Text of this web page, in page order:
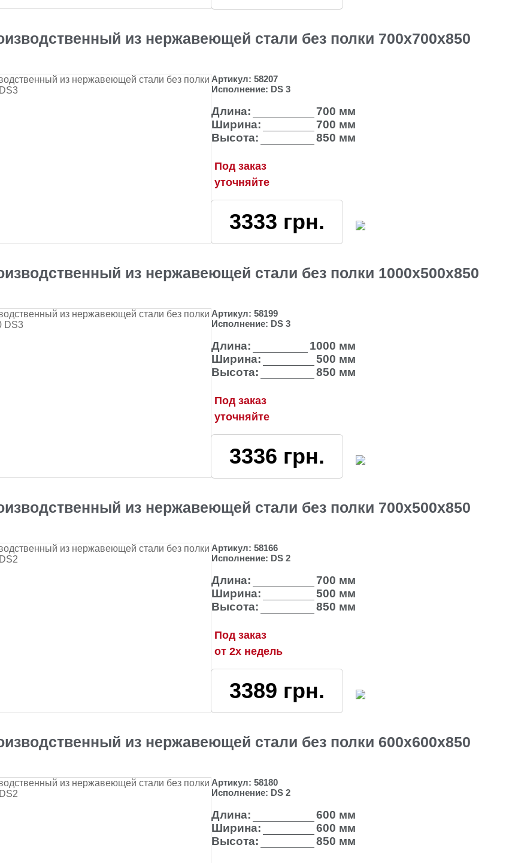
из нержавеющей стали без полки 700х700х850
Артикул: 58207
Исполнение: DS 3
Длина:
700 мм
Ширина:
700 мм
Высота:
850 мм
Под заказ
уточняйте
3333 грн.
из нержавеющей стали без полки 1000х500х850
Артикул: 58199
Исполнение: DS 3
Длина:
1000 мм
Ширина:
500 мм
Высота:
850 мм
Под заказ
уточняйте
3336 грн.
из нержавеющей стали без полки 700х500х850
Артикул: 58166
Исполнение: DS 2
Длина:
700 мм
Ширина:
500 мм
Высота:
850 мм
Под заказ
от 2х недель
3389 грн.
из нержавеющей стали без полки 600х600х850
Артикул: 58180
Исполнение: DS 2
Длина:
600 мм
Ширина:
600 мм
Высота:
850 мм